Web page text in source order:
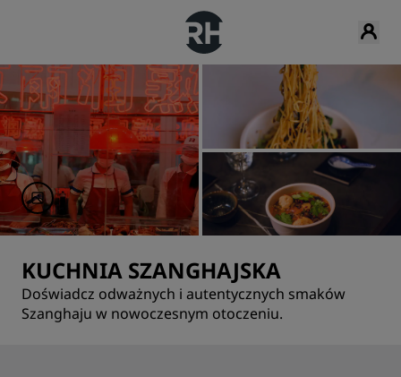
KUCHNIA SZANGHAJSKA
Doświadcz odważnych i autentycznych smaków
Szanghaju w nowoczesnym otoczeniu.